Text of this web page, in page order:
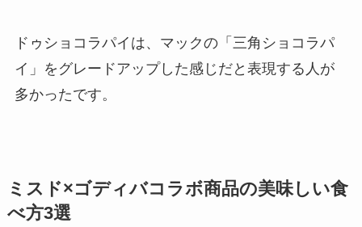
ドゥショコラパイは、マックの「三角ショコラパ
イ」をグレードアップした感じだと表現する人が
多かったです。
ミスド×ゴディバコラボ商品の美味しい食
べ方3選